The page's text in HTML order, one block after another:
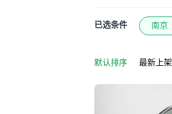
已选条件 南京
默认排序 最新上架